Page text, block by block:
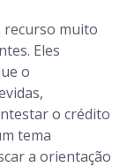
recurso muito
Eles
o
o crédito
tema
a orientação